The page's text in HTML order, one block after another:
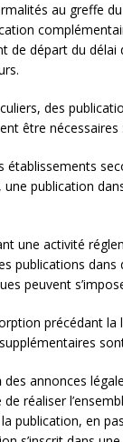
au greffe
de départ du délai
des
être nécessaires :
établissements
une publication
une activité
publications dans
peuvent
précédant la
des annonces
réaliser
publication, en